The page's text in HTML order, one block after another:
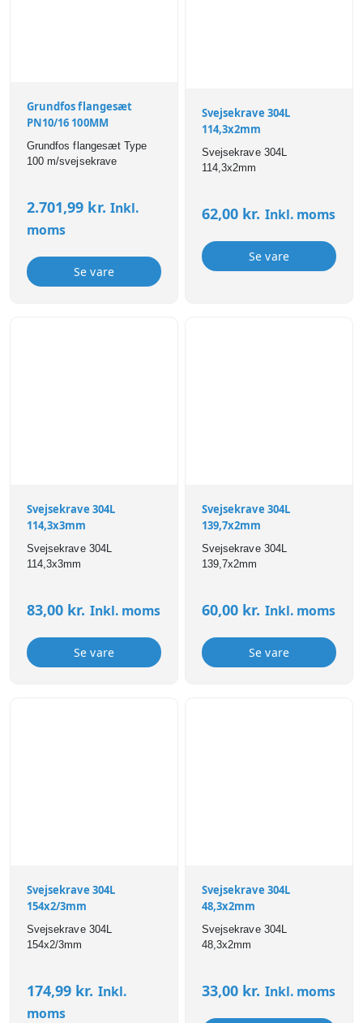
Grundfos flangesæt
PN10/16 100MM
Grundfos flangesæt Type
100 m/svejsekrave
2.701,99 kr. Inkl.
moms
Se vare
Svejsekrave 304L
114,3x2mm
Svejsekrave 304L
114,3x2mm
62,00 kr. Inkl. moms
Se vare
Svejsekrave 304L
114,3x3mm
Svejsekrave 304L
114,3x3mm
83,00 kr. Inkl. moms
Se vare
Svejsekrave 304L
139,7x2mm
Svejsekrave 304L
139,7x2mm
60,00 kr. Inkl. moms
Se vare
Svejsekrave 304L
154x2/3mm
Svejsekrave 304L
154x2/3mm
174,99 kr. Inkl.
moms
Svejsekrave 304L
48,3x2mm
Svejsekrave 304L
48,3x2mm
33,00 kr. Inkl. moms